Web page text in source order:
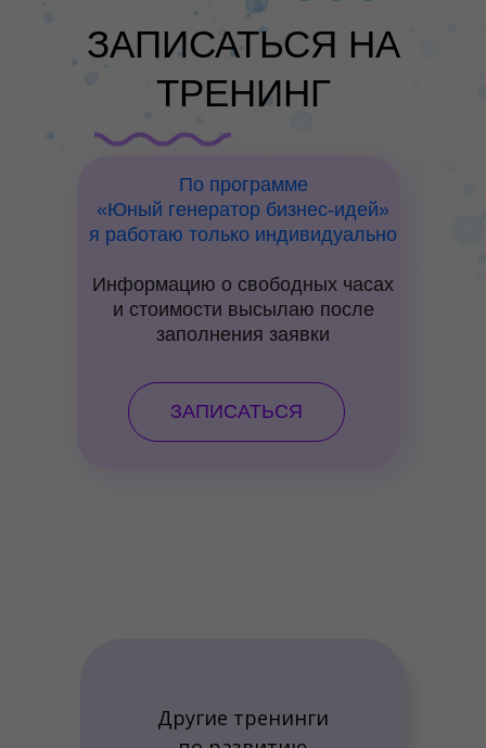
ЗАПИСАТЬСЯ НА
ТРЕНИНГ
По программе
«Юный генератор бизнес-идей»
я работаю только индивидуально
Информацию о свободных часах
и стоимости высылаю после
заполнения заявки
ЗАПИСАТЬСЯ
Другие тренинги